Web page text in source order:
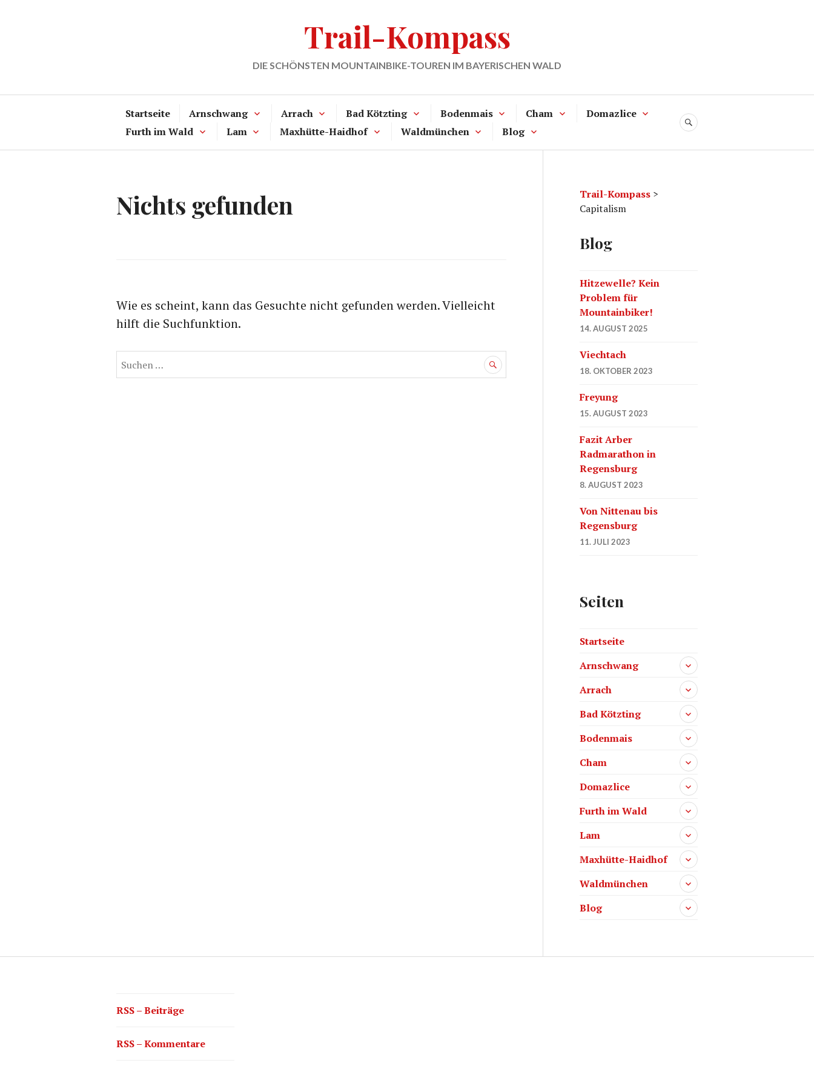
Trail-Kompass
DIE SCHÖNSTEN MOUNTAINBIKE-TOUREN IM BAYERISCHEN WALD
Startseite Arnschwang Arrach Bad Kötzting Bodenmais Cham
Domazlice
Furth im Wald
Lam Maxhütte-Haidhof Waldmünchen Blog
SUCHE
Nichts gefunden
Wie es scheint, kann das Gesuchte nicht gefunden werden. Vielleicht
hilft die Suchfunktion.
Suchen
nach:
Trail-Kompass >
Capitalism
Blog
Hitzewelle? Kein
Problem für
Mountainbiker!
14. AUGUST 2025
Viechtach
18. OKTOBER 2023
Freyung
15. AUGUST 2023
Fazit Arber
Radmarathon in
Regensburg
8. AUGUST 2023
Von Nittenau bis
Regensburg
11. JULI 2023
Seiten
Startseite
Arnschwang
Arrach
Bad Kötzting
Bodenmais
Cham
Domazlice
Furth im Wald
Lam
Maxhütte-Haidhof
Waldmünchen
Blog
RSS – Beiträge
RSS – Kommentare